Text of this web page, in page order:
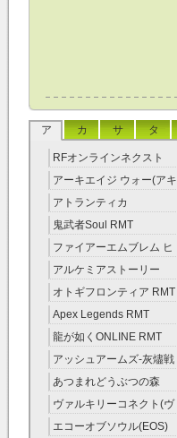
ア カ サ タ
RFオンラインネクスト
RMT
アーキエイジ ウォー(アキ
ウオ) RMT
アトランティカ
RMT|Atlantica RMT
鬼武者Soul RMT
ファイアーエムブレム ヒ
ーローズ(FEヒーローズ)
RMT
アルケミアストーリー
（アルスト） RMT
オトギフロンティア RMT
Apex Legends RMT
龍が如くONLINE RMT
アッシュアームズ‐灰燼戦
線 RMT
あつまれどうぶつの森
RMT
ヴァルキリーコネクト(ヴ
ァルコネ) RMT
エコーオブソウル(EOS)